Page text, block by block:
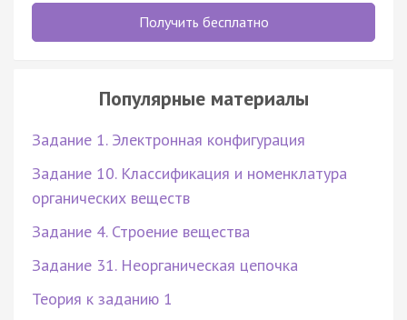
Получить бесплатно
Популярные материалы
Задание 1. Электронная конфигурация
Задание 10. Классификация и номенклатура
органических веществ
Задание 4. Строение вещества
Задание 31. Неорганическая цепочка
Теория к заданию 1